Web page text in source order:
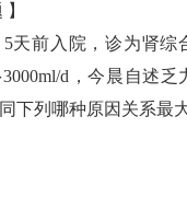
】
天前入院，诊为肾综
d，今晨自述乏
下列哪种原因关系最